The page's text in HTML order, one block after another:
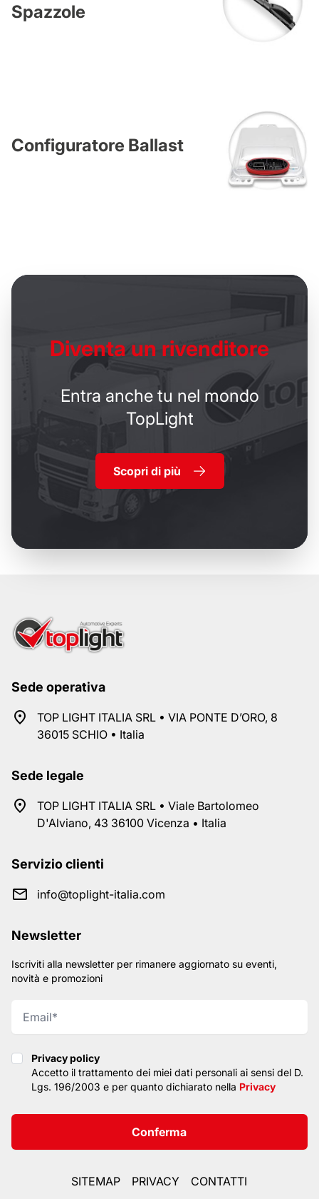
Spazzole
Configuratore Ballast
Diventa un rivenditore
Entra anche tu nel mondo
TopLight
Scopri di più
Sede operativa
TOP LIGHT ITALIA SRL • VIA PONTE D’ORO, 8
36015 SCHIO • Italia
Sede legale
TOP LIGHT ITALIA SRL • Viale Bartolomeo
D'Alviano, 43 36100 Vicenza • Italia
Servizio clienti
info@toplight-italia.com
Newsletter
Iscriviti alla newsletter per rimanere aggiornato su eventi,
novità e promozioni
Privacy policy
Privacy policy
Accetto il trattamento dei miei dati personali ai sensi del D.
Lgs. 196/2003 e per quanto dichiarato nella Privacy
Conferma
SITEMAP PRIVACY CONTATTI